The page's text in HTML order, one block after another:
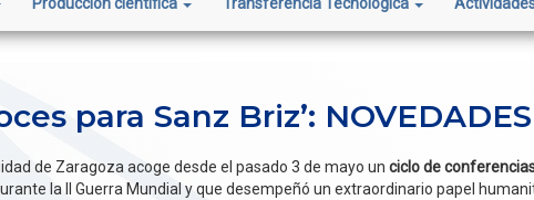
Producción científica Transferencia Tecnológica
para Sanz Briz’: NOVEDADES
de Zaragoza acoge desde el pasado 3 de mayo un ciclo de
la II Guerra Mundial y que desempeñó un extraordinario papel